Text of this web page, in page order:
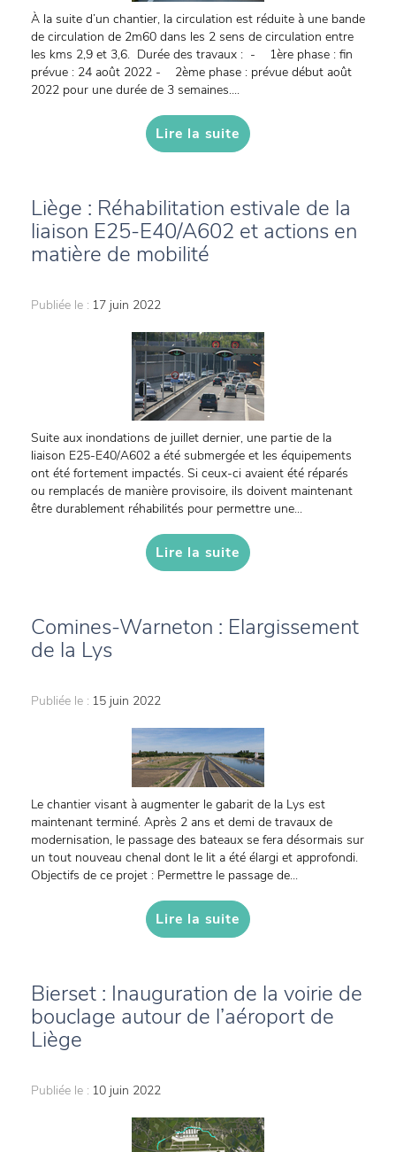
À la suite d’un chantier, la circulation est réduite à une bande
de circulation de 2m60 dans les 2 sens de circulation entre
les kms 2,9 et 3,6. Durée des travaux : - 1ère phase : fin
prévue : 24 août 2022 - 2ème phase : prévue début août
2022 pour une durée de 3 semaines....
Lire la suite
Liège : Réhabilitation estivale de la
liaison E25-E40/A602 et actions en
matière de mobilité
Publiée le : 17 juin 2022
Suite aux inondations de juillet dernier, une partie de la
liaison E25-E40/A602 a été submergée et les équipements
ont été fortement impactés. Si ceux-ci avaient été réparés
ou remplacés de manière provisoire, ils doivent maintenant
être durablement réhabilités pour permettre une...
Lire la suite
Comines-Warneton : Elargissement
de la Lys
Publiée le : 15 juin 2022
Le chantier visant à augmenter le gabarit de la Lys est
maintenant terminé. Après 2 ans et demi de travaux de
modernisation, le passage des bateaux se fera désormais sur
un tout nouveau chenal dont le lit a été élargi et approfondi.
Objectifs de ce projet : Permettre le passage de...
Lire la suite
Bierset : Inauguration de la voirie de
bouclage autour de l’aéroport de
Liège
Publiée le : 10 juin 2022